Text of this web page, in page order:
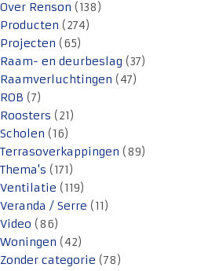
Over Renson (138)
Producten (274)
Projecten (65)
Raam- en deurbeslag (37)
Raamverluchtingen (47)
ROB (7)
Roosters (21)
Scholen (16)
Terrasoverkappingen (89)
Thema's (171)
Ventilatie (119)
Veranda / Serre (11)
Video (86)
Woningen (42)
Zonder categorie (78)